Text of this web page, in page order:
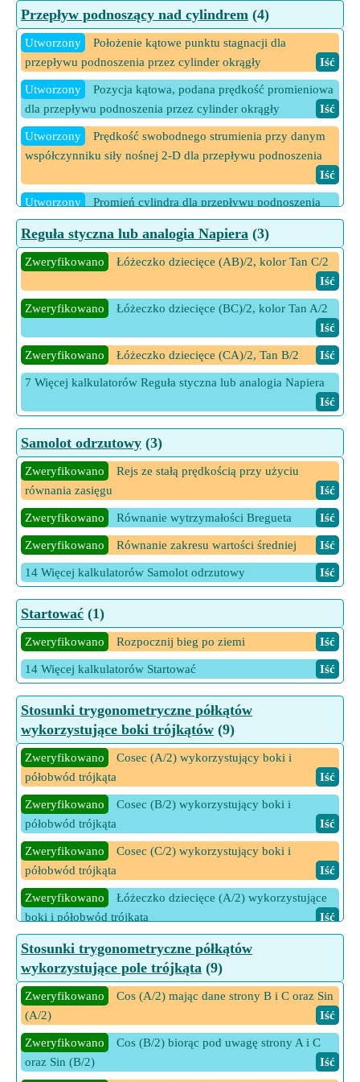
cylinder
Utworzony
Siła dubletu przy danym promieniu cylindra dla
przepływu niepodnoszącego
Iść
5 Więcej kalkulatorów Przepływ niepodnoszący przez
cylinder
Iść
Przepływ podnoszący nad cylindrem (4)
Utworzony
Położenie kątowe punktu stagnacji dla
przepływu podnoszenia przez cylinder okrągły
Iść
Utworzony
Pozycja kątowa, podana prędkość promieniowa
dla przepływu podnoszenia przez cylinder okrągły
Iść
Utworzony
Prędkość swobodnego strumienia przy danym
współczynniku siły nośnej 2-D dla przepływu podnoszenia
Iść
Utworzony
Promień cylindra dla przepływu podnoszenia
Iść
6 Więcej kalkulatorów Przepływ podnoszący nad cylindrem
Iść
Reguła styczna lub analogia Napiera (3)
Zweryfikowano
Łóżeczko dziecięce (AB)/2, kolor Tan C/2
Iść
Zweryfikowano
Łóżeczko dziecięce (BC)/2, kolor Tan A/2
Iść
Zweryfikowano Łóżeczko dziecięce (CA)/2, Tan B/2 Iść
7 Więcej kalkulatorów Reguła styczna lub analogia Napiera
Iść
Samolot odrzutowy (3)
Zweryfikowano
Rejs ze stałą prędkością przy użyciu
równania zasięgu
Iść
Zweryfikowano Równanie wytrzymałości Bregueta Iść
Zweryfikowano Równanie zakresu wartości średniej Iść
14 Więcej kalkulatorów Samolot odrzutowy Iść
Startować (1)
Zweryfikowano Rozpocznij bieg po ziemi Iść
14 Więcej kalkulatorów Startować Iść
Stosunki trygonometryczne półkątów
wykorzystujące boki trójkątów (9)
Zweryfikowano
Cosec (A/2) wykorzystujący boki i
półobwód trójkąta
Iść
Zweryfikowano
Cosec (B/2) wykorzystujący boki i
półobwód trójkąta
Iść
Zweryfikowano
Cosec (C/2) wykorzystujący boki i
półobwód trójkąta
Iść
Zweryfikowano
Łóżeczko dziecięce (A/2) wykorzystujące
boki i półobwód trójkąta
Iść
Zweryfikowano
Łóżeczko dziecięce (B/2) wykorzystujące
boki i półobwód trójkąta
Zweryfikowano
Łóżeczko dziecięce (C/2) wykorzystujące
boki i półobwód trójkąta
Iść
Zweryfikowano
Sec (A/2) wykorzystując boki i półobwód
trójkąta
Iść
Stosunki trygonometryczne półkątów
wykorzystujące pole trójkąta (9)
Zweryfikowano
Cos (A/2) mając dane strony B i C oraz Sin
(A/2)
Iść
Zweryfikowano
Cos (B/2) biorąc pod uwagę strony A i C
oraz Sin (B/2)
Iść